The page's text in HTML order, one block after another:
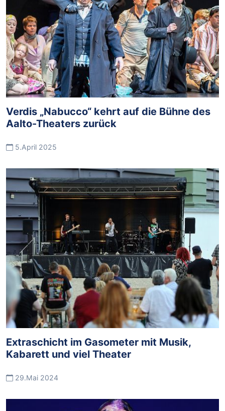
Verdis „Nabucco“ kehrt auf die Bühne des
Aalto-Theaters zurück
5.April 2025
Extraschicht im Gasometer mit Musik,
Kabarett und viel Theater
29.Mai 2024